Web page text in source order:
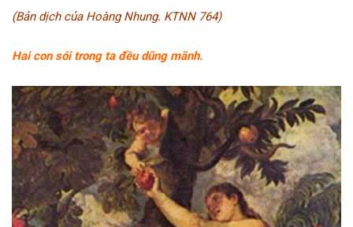
(Bản dịch của Hoàng Nhung. KTNN 764)
Hai con sói trong ta đều dũng mãnh.